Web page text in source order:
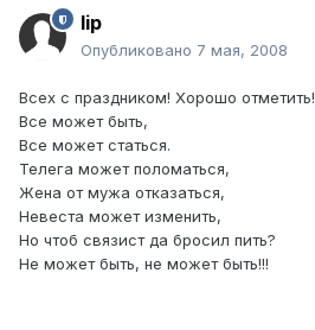
lip
Опубликовано 7 мая, 2008
Всех с праздником! Хорошо отметить!
Все может быть,
Все может статься.
Телега может поломаться,
Жена от мужа отказаться,
Невеста может изменить,
Но чтоб связист да бросил пить?
Не может быть, не может быть!!!